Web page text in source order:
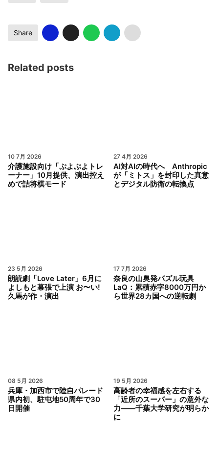
Share
Related posts
10 7月 2026
介護施設向け「ぷよぷよトレ
ーナー」10月提供、演出控え
めで詰将棋モード
27 4月 2026
AI対AIの時代へ Anthropic
が「ミトス」を封印した真意
とデジタル防衛の転換点
23 5月 2026
朗読劇「Love Later」6月に
よしもと幕張で上演 お〜い!
久馬が作・演出
17 7月 2026
奈良の山奥発パズル玩具
LaQ：累積赤字8000万円か
ら世界28カ国への逆転劇
08 5月 2026
兵庫・加西市で陸自パレード
県内初、駐屯地50周年で30
日開催
19 5月 2026
高齢者の幸福感を左右する
「近所のスーパー」の意外な
力——千葉大学研究が明らか
に